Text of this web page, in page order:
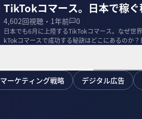
TikTokコマース。日本で稼
4,602回視聴・ 1年前 0
日本でも6月に上陸するTikTokコマース。なぜ世
kTokコマースで成功する秘訣はどこにあるのか
マーケティング戦略 デジタル広告